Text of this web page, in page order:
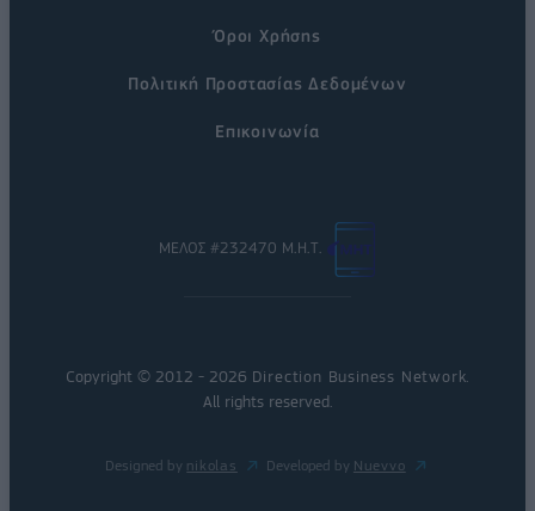
Όροι Χρήσης
Πολιτική Προστασίας Δεδομένων
Επικοινωνία
ΜΕΛΟΣ #232470 Μ.Η.Τ.
Copyright © 2012 - 2026 Direction Business Network.
All rights reserved.
Designed by nikolas Developed by Nuevvo